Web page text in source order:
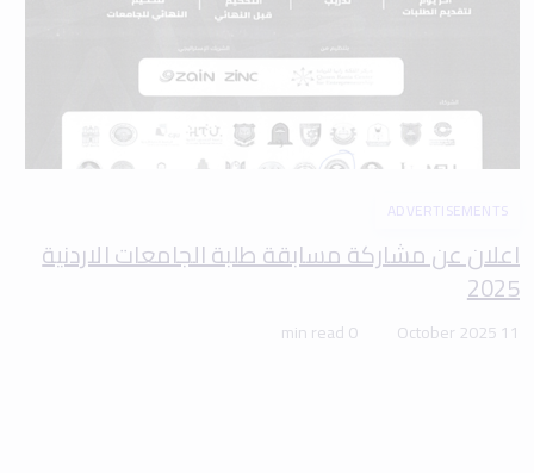
ADVERTISEMENTS
اعلان عن مشاركة مسابقة طلبة الجامعات الاردنية
2025
11 October 2025
0 min read